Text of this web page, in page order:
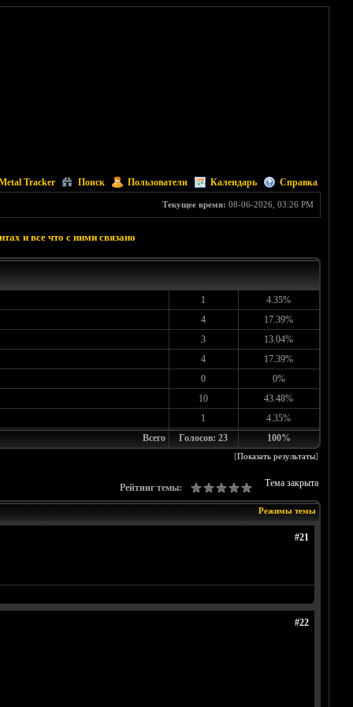
Tracker Поиск Пользователи Календарь Справка
Текущее время: 08-06-2026, 03:26 PM
и все что с ними связано
1
4.35%
4
17.39%
3
13.04%
4
17.39%
0
0%
10
43.48%
1
4.35%
Всего
Голосов: 23 100%
[Показать результаты]
Тема закрыта
Рейтинг темы:
Режимы темы
#21
#22